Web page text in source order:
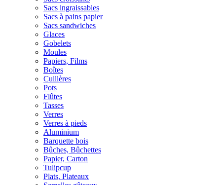
Sacs ingraissables
Sacs à pains papier
Sacs sandwiches
Glaces
Gobelets
Moules
Papiers, Films
Boîtes
Cuillères
Pots
Flûtes
Tasses
Verres
Verres à pieds
Aluminium
Barquette bois
Bûches, Bûchettes
Papier, Carton
Tulipcup
Plats, Plateaux